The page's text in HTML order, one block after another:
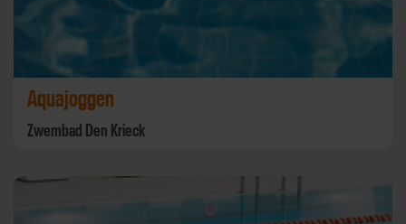
Aquajoggen
Zwembad Den Krieck